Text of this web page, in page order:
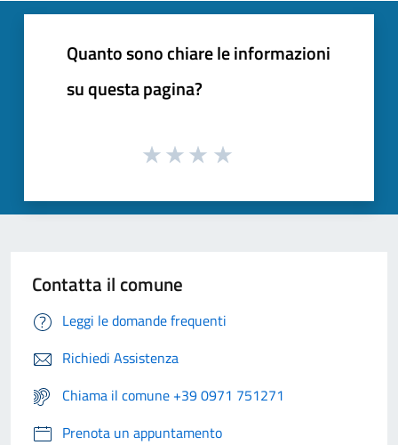
Quanto sono chiare le informazioni
su questa pagina?
Contatta il comune
Leggi le domande frequenti
Richiedi Assistenza
Chiama il comune +39 0971 751271
Prenota un appuntamento